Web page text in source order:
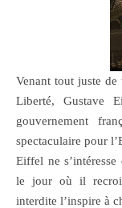
Venant tout juste
Liberté, Gustave
gouvernement
spectaculaire pour
Eiffel ne
le jour où il
interdite l’inspire à